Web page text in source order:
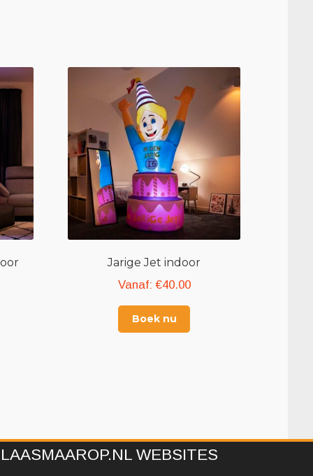
Jarige Jet indoor
Vanaf:€40.00
Boek nu
WEBSITES